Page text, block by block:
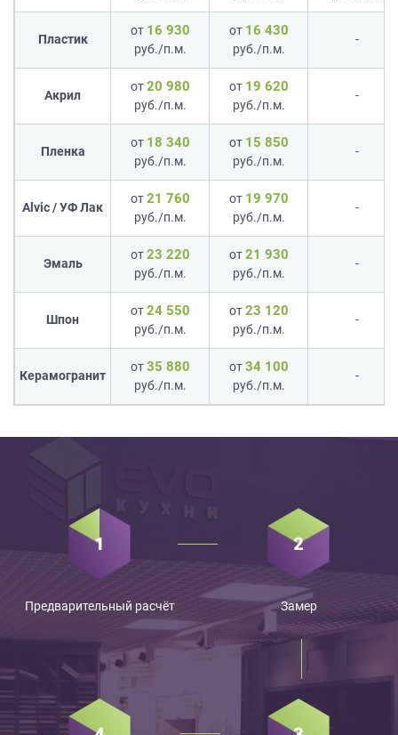
Пластик
от 16 930
руб./п.м.
от 16 430
руб./п.м.
-
Акрил
от20 980
руб./п.м.
от 19 620
руб./п.м.
-
Пленка
от 18 340
руб./п.м.
от 15 850
руб./п.м.
-
Alvic / УФ Лак
от21 760
руб./п.м.
от 19 970
руб./п.м.
-
Эмаль
от23 220
руб./п.м.
от21 930
руб./п.м.
-
Шпон
от24 550
руб./п.м.
от23 120
руб./п.м.
-
Керамогранит
от35 880
руб./п.м.
от34 100
руб./п.м.
-
Предварительный расчёт Замер